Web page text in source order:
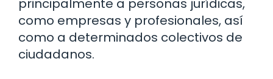
principalmente a personas jurídicas,
como empresas y profesionales, así
como a determinados colectivos de
ciudadanos.